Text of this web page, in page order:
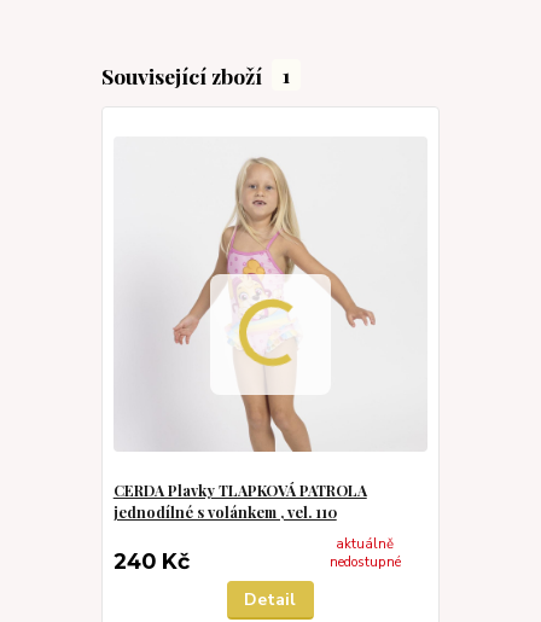
Související zboží 1
CERDA Plavky TLAPKOVÁ PATROLA
jednodílné s volánkem , vel. 110
240 Kč
aktuálně
nedostupné
Detail